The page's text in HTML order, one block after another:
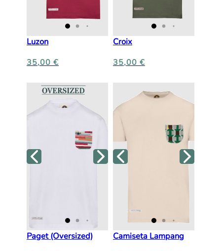
Luzon
35,00 €
Croix
35,00 €
Paget (Oversized) Camiseta Lampang